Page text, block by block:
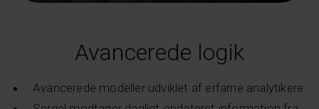
Avancerede logik
Avancerede modeller udviklet af erfarne analytikere